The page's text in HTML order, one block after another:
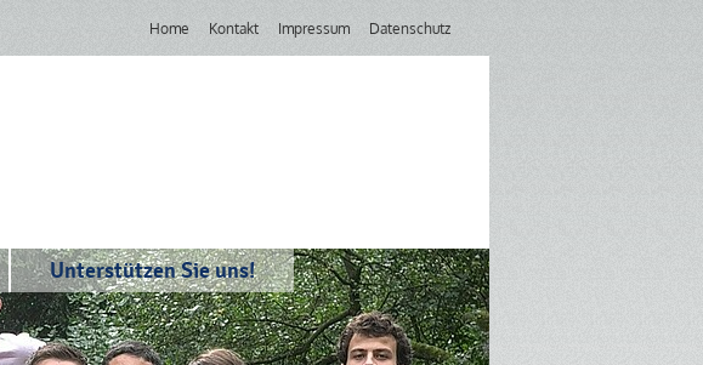
Home Kontakt Impressum Datenschutz
Unterstützen Sie uns!